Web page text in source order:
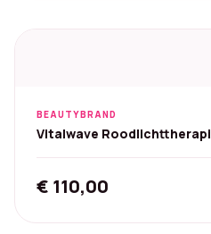
BEAUTYBRAND
Vitalwave
€ 110,00